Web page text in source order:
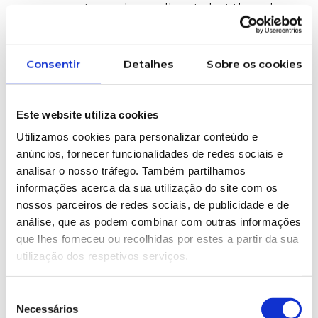
Consentir Detalhes Sobre os cookies
Este website utiliza cookies
Utilizamos cookies para personalizar conteúdo e
anúncios, fornecer funcionalidades de redes sociais e
analisar o nosso tráfego. Também partilhamos
informações acerca da sua utilização do site com os
nossos parceiros de redes sociais, de publicidade e de
análise, que as podem combinar com outras informações
que lhes forneceu ou recolhidas por estes a partir da sua
utilização dos respetivos serviços.
Necessários
components may be small parts, but they play a
huge role in the final product’s quality and the
stability of the process.
and uniform cutting, ensuring consistent
granule size and reducing downtime.
🌪 Filters: essential for removing impurities and
protecting the extruder, they must balance
particle retention and material flow, keeping
pressure stable.
control systems help optimise energy, reduce